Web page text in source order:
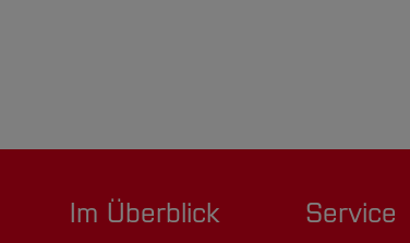
Im Überblick Service